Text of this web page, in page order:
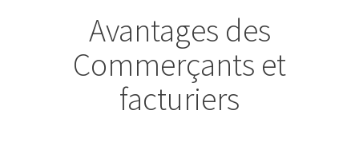
Avantages des
Commerçants et
facturiers